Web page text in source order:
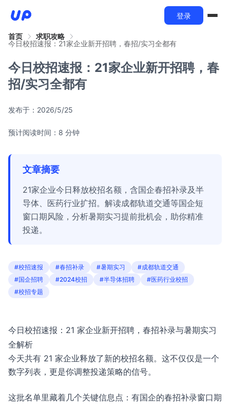
登录
首页
求职攻略
今日校招速报：21家企业新开招聘，春招/实习全都有
今日校招速报：21家企业新开招聘，春
招/实习全都有
发布于： 2026/5/25
预计阅读时间：8 分钟
文章摘要
21家企业今日释放校招名额，含国企春招补录及半
导体、医药行业扩招。解读成都轨道交通等国企短
窗口期风险，分析暑期实习提前批机会，助你精准
投递。
#校招速报 #春招补录 #暑期实习
#成都轨道交通
#国企招聘
#2024校招 #半导体招聘
#医药行业校招
#校招专题
今日校招速报：21 家企业新开招聘，春招补录与暑期实习
全解析
今天共有 21 家企业释放了新的校招名额。这不仅仅是一个
数字列表，更是你调整投递策略的信号。
这批名单里藏着几个关键信息点：有国企的春招补录窗口期